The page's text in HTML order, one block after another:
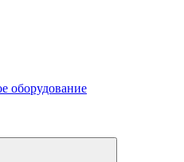
оборудование